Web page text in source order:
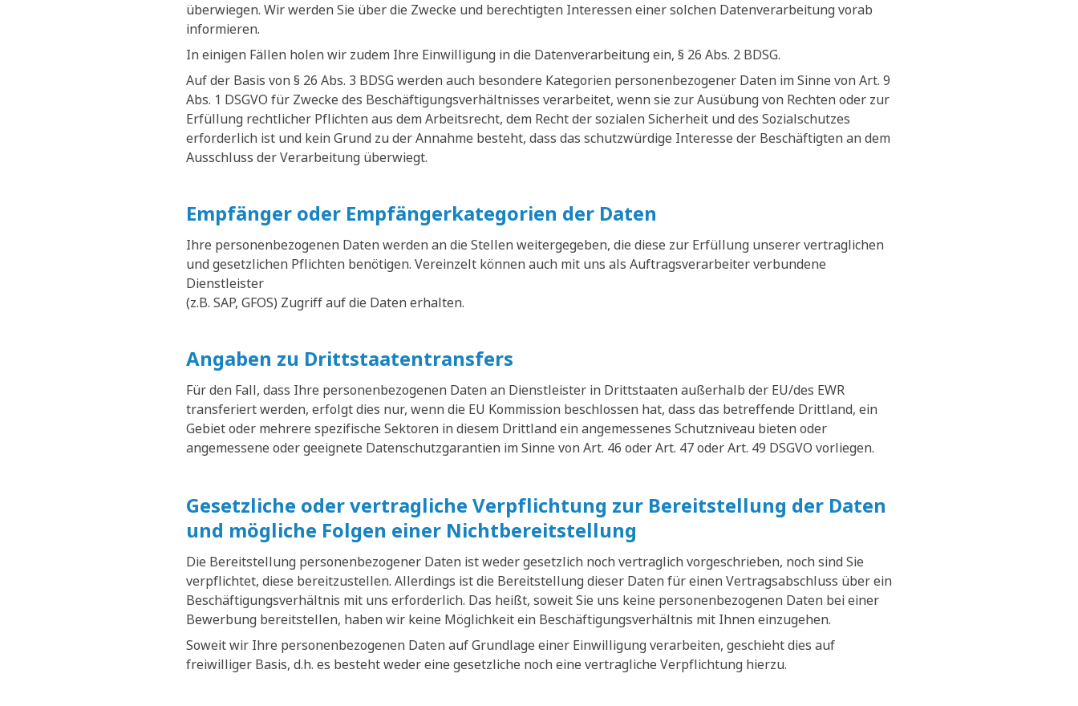
überwiegen. Wir werden Sie über die Zwecke und berechtigten Interessen einer solchen Datenverarbeitung vorab
informieren.
In einigen Fällen holen wir zudem Ihre Einwilligung in die Datenverarbeitung ein, § 26 Abs. 2 BDSG.
Auf der Basis von § 26 Abs. 3 BDSG werden auch besondere Kategorien personenbezogener Daten im Sinne von Art. 9
Abs. 1 DSGVO für Zwecke des Beschäftigungsverhältnisses verarbeitet, wenn sie zur Ausübung von Rechten oder zur
Erfüllung rechtlicher Pflichten aus dem Arbeitsrecht, dem Recht der sozialen Sicherheit und des Sozialschutzes
erforderlich ist und kein Grund zu der Annahme besteht, dass das schutzwürdige Interesse der Beschäftigten an dem
Ausschluss der Verarbeitung überwiegt.
Empfänger oder Empfängerkategorien der Daten
Ihre personenbezogenen Daten werden an die Stellen weitergegeben, die diese zur Erfüllung unserer vertraglichen
und gesetzlichen Pflichten benötigen. Vereinzelt können auch mit uns als Auftragsverarbeiter verbundene
Dienstleister
(z.B. SAP, GFOS) Zugriff auf die Daten erhalten.
Angaben zu Drittstaatentransfers
Für den Fall, dass Ihre personenbezogenen Daten an Dienstleister in Drittstaaten außerhalb der EU/des EWR
transferiert werden, erfolgt dies nur, wenn die EU Kommission beschlossen hat, dass das betreffende Drittland, ein
Gebiet oder mehrere spezifische Sektoren in diesem Drittland ein angemessenes Schutzniveau bieten oder
angemessene oder geeignete Datenschutzgarantien im Sinne von Art. 46 oder Art. 47 oder Art. 49 DSGVO vorliegen.
Gesetzliche oder vertragliche Verpflichtung zur Bereitstellung der Daten
und mögliche Folgen einer Nichtbereitstellung
Die Bereitstellung personenbezogener Daten ist weder gesetzlich noch vertraglich vorgeschrieben, noch sind Sie
verpflichtet, diese bereitzustellen. Allerdings ist die Bereitstellung dieser Daten für einen Vertragsabschluss über ein
Beschäftigungsverhältnis mit uns erforderlich. Das heißt, soweit Sie uns keine personenbezogenen Daten bei einer
Bewerbung bereitstellen, haben wir keine Möglichkeit ein Beschäftigungsverhältnis mit Ihnen einzugehen.
Soweit wir Ihre personenbezogenen Daten auf Grundlage einer Einwilligung verarbeiten, geschieht dies auf
freiwilliger Basis, d.h. es besteht weder eine gesetzliche noch eine vertragliche Verpflichtung hierzu.